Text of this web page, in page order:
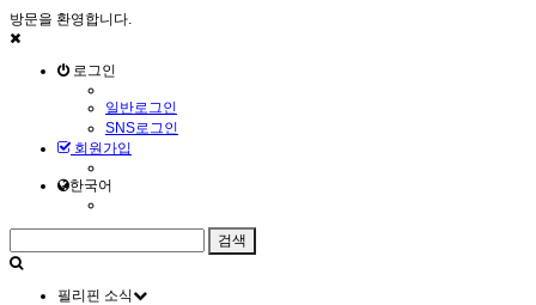
방문을 환영합니다.
로그인
일반로그인
SNS로그인
회원가입
한국어
필리핀 소식